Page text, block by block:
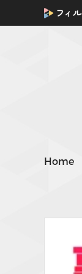
Home